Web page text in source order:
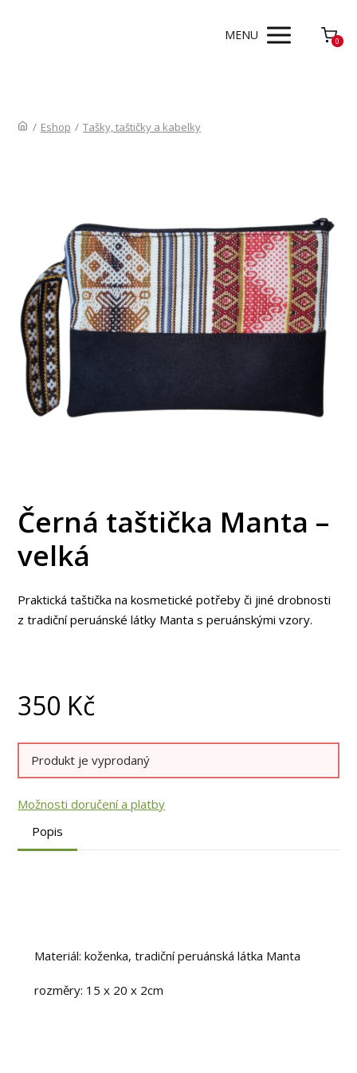
MENU 0
/ Eshop / Tašky, taštičky a kabelky
Černá taštička Manta –
velká
Praktická taštička na kosmetické potřeby či jiné drobnosti
z tradiční peruánské látky Manta s peruánskými vzory.
350 Kč
Produkt je vyprodaný
Možnosti doručení a platby
Popis
Materiál: koženka, tradiční peruánská látka Manta
rozměry: 15 x 20 x 2cm